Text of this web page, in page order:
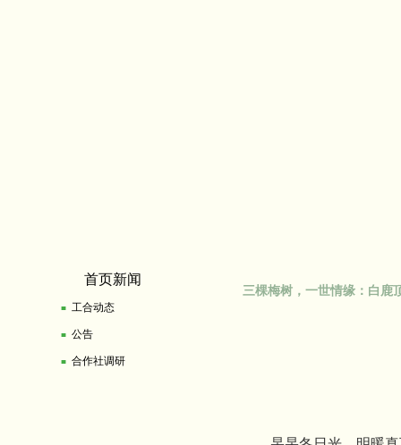
首页新闻
■ 工合动态
■ 公告
■ 合作社调研
三棵梅树，一世情缘：白鹿